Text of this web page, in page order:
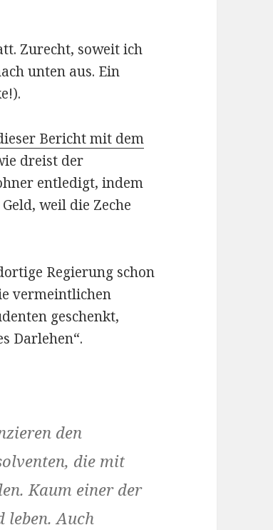
Zurecht, soweit ich
unten aus. Ein
Bericht mit dem
dreist der
entledigt, indem
weil die Zeche
Regierung schon
vermeintlichen
geschenkt,
Darlehen“.
den
die mit
Kaum einer der
leben. Auch